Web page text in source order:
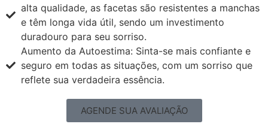
alta qualidade, as facetas são resistentes a manchas
e têm longa vida útil, sendo um investimento
duradouro para seu sorriso.
Aumento da Autoestima: Sinta-se mais confiante e
seguro em todas as situações, com um sorriso que
reflete sua verdadeira essência.
AGENDE SUA AVALIAÇÃO